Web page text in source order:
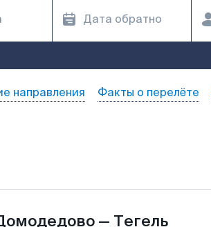
направления Факты о перелёте
— Тегель